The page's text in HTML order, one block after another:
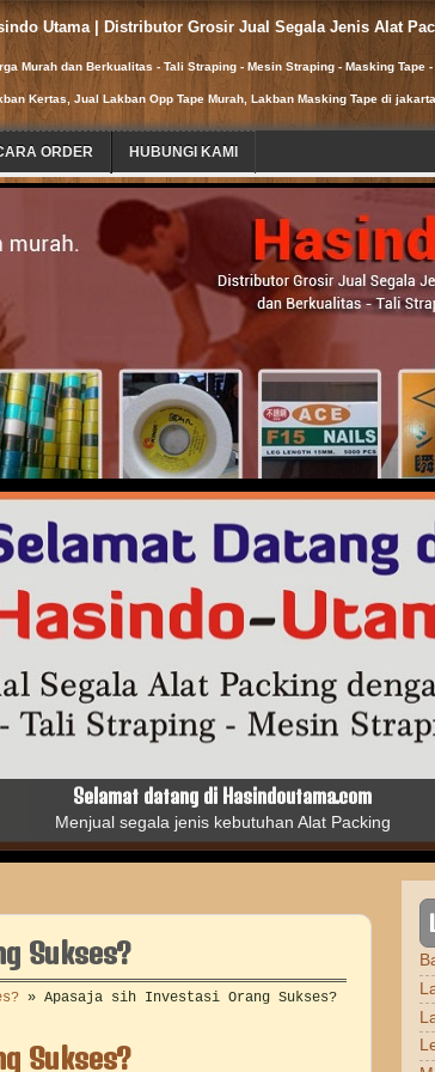
Utama | Distributor Grosir Jual Segala Jenis Alat
Murah dan Berkualitas - Tali Straping - Mesin Straping - Masking Tape
Kertas, Jual Lakban Opp Tape Murah, Lakban Masking Tape di
ORDER HUBUNGI KAMI
dengan Harga Murah dan Berkualitas - Tali Straping
- Screw dan Bolt Besi Stainless - Sekrup dan Baut
Batu Gerinda Kinik
Berfungsi untuk Finishing, Pemotongan,
Sukses?
» Apasaja sih Investasi Orang Sukses?
Sukses?